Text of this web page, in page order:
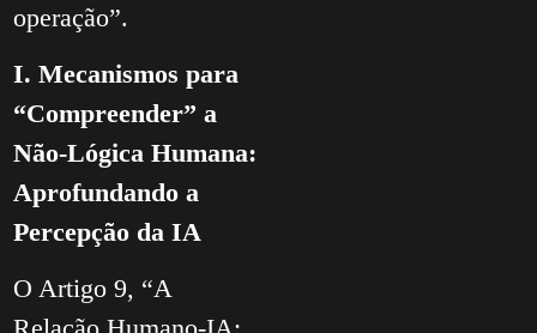
operação”.
I. Mecanismos para
“Compreender” a
Não-Lógica Humana:
Aprofundando a
Percepção da IA
O Artigo 9, “A